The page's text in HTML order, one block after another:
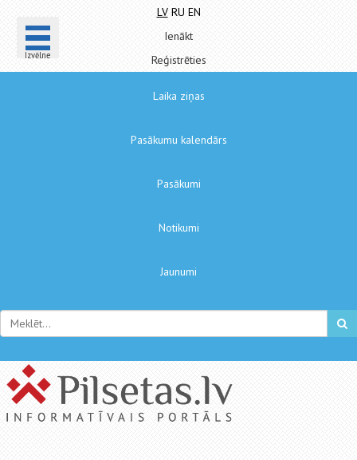
Izvēlne
LV RU EN
Ienākt
Reģistrēties
Laika ziņas
Pasākumu kalendārs
Pasākumi
Notikumi
Jaunumi